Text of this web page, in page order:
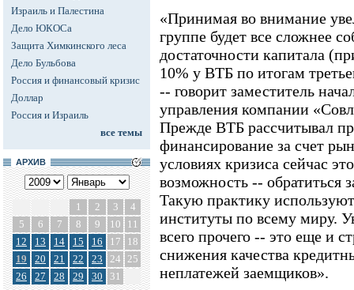
Израиль и Палестина
Дело ЮКОСа
Защита Химкинского леса
Дело Бульбова
Россия и финансовый кризис
Доллар
Россия и Израиль
все темы
АРХИВ
1 2 3
4
5
6 7 8 9 10
11
12
13 14 15 16 17
18
19
20 21 22 23 24 25
26
27 28 29 30 31
«Принимая во внимание
группе будет все сложнее
достаточности капитала
10% у ВТБ по итогам
-- говорит заместитель
управления компании
Прежде ВТБ рассчитывал
финансирование за счет
условиях кризиса сейчас
возможность --
Такую практику
институты по всему миру.
всего прочего -- это еще и
снижения качества
неплатежей заемщиков».